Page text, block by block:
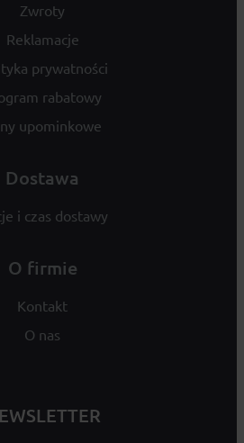
Zwroty
Reklamacje
prywatności
rabatowy
upominkowe
Dostawa
i czas dostawy
O firmie
Kontakt
O nas